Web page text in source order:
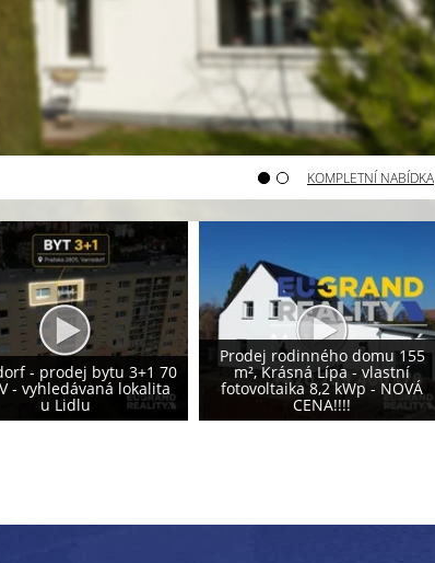
KOMPLETNÍ NABÍDKA
rodinného domu 155
Krásná Lípa - vlastní
8,2 kWp - NOVÁ
CENA!!!!
Varnsdorf - prodej pozemku
800 m²